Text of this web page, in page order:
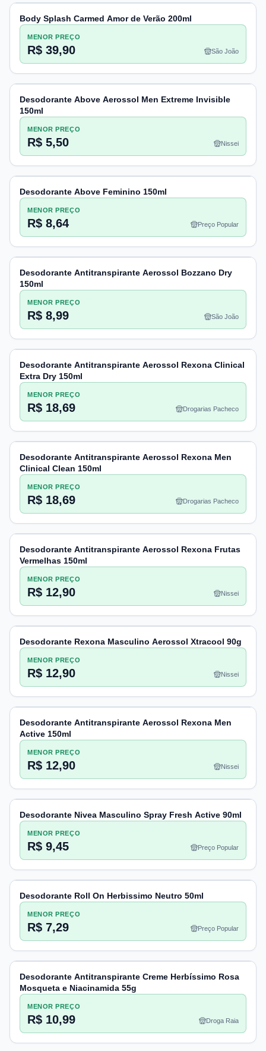
Body Splash Carmed Amor de Verão 200ml
MENOR PREÇO
R$ 39,90 São João
Desodorante Above Aerossol Men Extreme Invisible
150ml
MENOR PREÇO
R$ 5,50 Nissei
Desodorante Above Feminino 150ml
MENOR PREÇO
R$ 8,64 Preço Popular
Desodorante Antitranspirante Aerossol Bozzano Dry
150ml
MENOR PREÇO
R$ 8,99 São João
Desodorante Antitranspirante Aerossol Rexona Clinical
Extra Dry 150ml
MENOR PREÇO
R$ 18,69 Drogarias Pacheco
Desodorante Antitranspirante Aerossol Rexona Men
Clinical Clean 150ml
MENOR PREÇO
R$ 18,69 Drogarias Pacheco
Desodorante Antitranspirante Aerossol Rexona Frutas
Vermelhas 150ml
MENOR PREÇO
R$ 12,90 Nissei
Desodorante Rexona Masculino Aerossol Xtracool 90g
MENOR PREÇO
R$ 12,90 Nissei
Desodorante Antitranspirante Aerossol Rexona Men
Active 150ml
MENOR PREÇO
R$ 12,90 Nissei
Desodorante Nivea Masculino Spray Fresh Active 90ml
MENOR PREÇO
R$ 9,45 Preço Popular
Desodorante Roll On Herbissimo Neutro 50ml
MENOR PREÇO
R$ 7,29 Preço Popular
Desodorante Antitranspirante Creme Herbíssimo Rosa
Mosqueta e Niacinamida 55g
MENOR PREÇO
R$ 10,99 Droga Raia